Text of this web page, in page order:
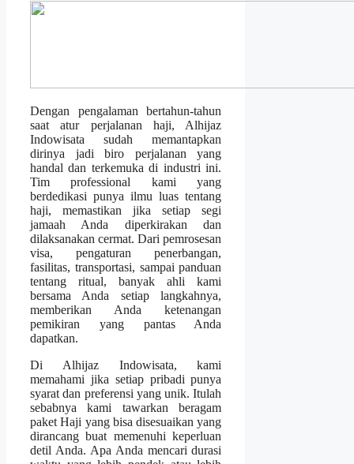
Dengan pengalaman bertahun-tahun
saat atur perjalanan haji, Alhijaz
Indowisata sudah memantapkan
dirinya jadi biro perjalanan yang
handal dan terkemuka di industri ini.
Tim professional kami yang
berdedikasi punya ilmu luas tentang
haji, memastikan jika setiap segi
jamaah Anda diperkirakan dan
dilaksanakan cermat. Dari pemrosesan
visa, pengaturan penerbangan,
fasilitas, transportasi, sampai panduan
tentang ritual, banyak ahli kami
bersama Anda setiap langkahnya,
memberikan Anda ketenangan
pemikiran yang pantas Anda
dapatkan.
Di Alhijaz Indowisata, kami
memahami jika setiap pribadi punya
syarat dan preferensi yang unik. Itulah
sebabnya kami tawarkan beragam
paket Haji yang bisa disesuaikan yang
dirancang buat memenuhi keperluan
detil Anda. Apa Anda mencari durasi